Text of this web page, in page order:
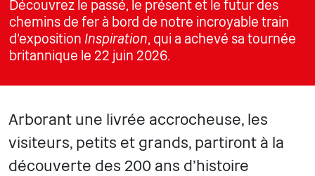
Découvrez le passé, le présent et le futur des
chemins de fer à bord de notre incroyable train
d'exposition Inspiration, qui a achevé sa tournée
britannique le 22 juin 2026.
Arborant une livrée accrocheuse, les
visiteurs, petits et grands, partiront à la
découverte des 200 ans d'histoire